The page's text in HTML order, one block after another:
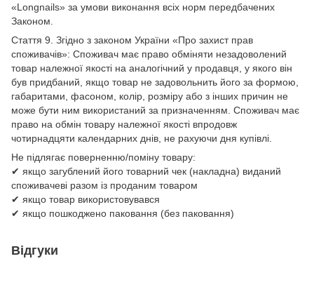
«Longnails» за умови виконання всіх норм передбачених
Законом.
Стаття 9. Згідно з законом України «Про захист прав
споживачів»: Споживач має право обміняти незадоволений
товар належної якості на аналогічний у продавця, у якого він
був придбаний, якщо товар не задовольнить його за формою,
габаритами, фасоном, колір, розміру або з інших причин не
може бути ним використаний за призначенням. Споживач має
право на обмін товару належної якості впродовж
чотирнадцяти календарних днів, не рахуючи дня купівлі.
Не підлягає поверненню/поміну товару:
✔ якщо загублений його товарний чек (накладна) виданий
споживачеві разом із проданим товаром
✔ якщо товар використовувався
✔ якщо пошкоджено паковання (без паковання)
Відгуки